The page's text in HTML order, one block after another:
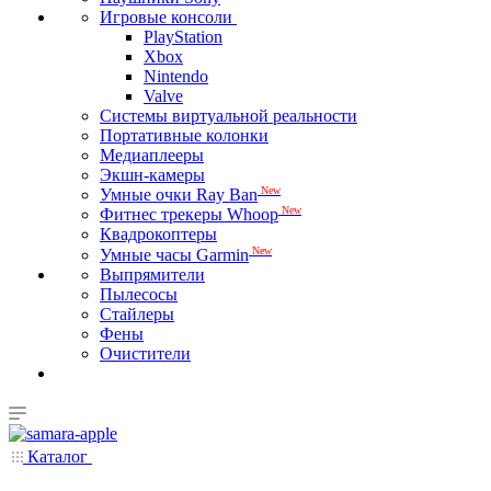
Игровые консоли
PlayStation
Xbox
Nintendo
Valve
Системы виртуальной реальности
Портативные колонки
Медиаплееры
Экшн-камеры
Умные очки Ray Ban New
Фитнес трекеры Whoop New
Квадрокоптеры
Умные часы Garmin New
Выпрямители
Пылесосы
Стайлеры
Фены
Очистители
Каталог